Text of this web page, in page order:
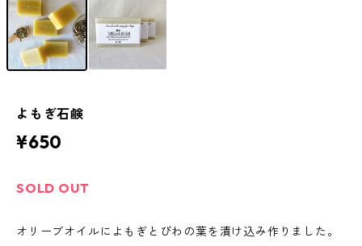
よもぎ石鹸
¥650
SOLD OUT
オリーブオイルによもぎとびわの葉を漬け込み作りました。